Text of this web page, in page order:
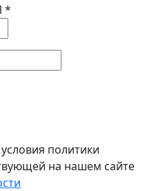
*
политики
на нашем сайте